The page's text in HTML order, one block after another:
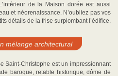
de la Maison dorée est aussi
et néorenaissance. N’oubliez pas vos
détails de la frise surplombant l’édifice.
mélange architectural
Saint-Christophe est un impressionnant
baroque, retable historique, dôme de